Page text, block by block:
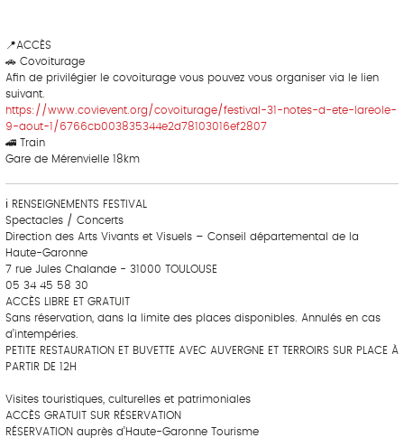
📍ACCÈS
🚗 Covoiturage
Afin de privilégier le covoiturage vous pouvez vous organiser via le lien
suivant.
https://www.covievent.org/covoiturage/festival-31-notes-d-ete-lareole-
9-aout-1/6766cb003835344e2d78103016ef2807
🚄 Train
Gare de Mérenvielle 18km
ℹ RENSEIGNEMENTS FESTIVAL
Spectacles / Concerts
Direction des Arts Vivants et Visuels – Conseil départemental de la
Haute-Garonne
7 rue Jules Chalande - 31000 TOULOUSE
05 34 45 58 30
ACCÈS LIBRE ET GRATUIT
Sans réservation, dans la limite des places disponibles. Annulés en cas
d’intempéries.
PETITE RESTAURATION ET BUVETTE AVEC AUVERGNE ET TERROIRS SUR PLACE À
PARTIR DE 12H
Visites touristiques, culturelles et patrimoniales
ACCÈS GRATUIT SUR RÉSERVATION
RÉSERVATION auprès d’Haute-Garonne Tourisme